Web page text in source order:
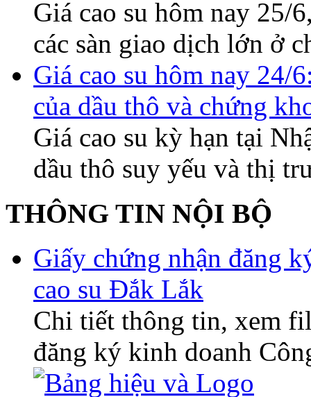
Giá cao su hôm nay 25/
các sàn giao dịch lớn ở
Giá cao su hôm nay 24/
của dầu thô và chứng
Giá cao su kỳ hạn tại
dầu thô suy yếu và thị
THÔNG TIN NỘI BỘ
Giấy chứng nhận đăng
cao su Đắk Lắk
Chi tiết thông tin, xem
đăng ký kinh doanh